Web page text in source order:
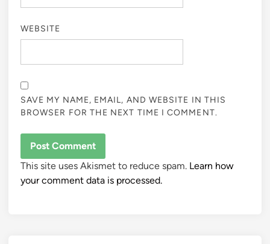
WEBSITE
SAVE MY NAME, EMAIL, AND WEBSITE IN THIS
BROWSER FOR THE NEXT TIME I COMMENT.
This site uses Akismet to reduce spam. Learn how
your comment data is processed.